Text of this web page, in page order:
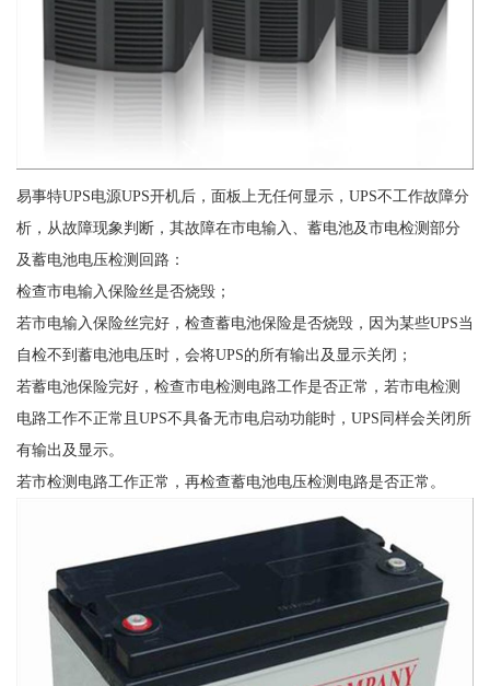
易事特UPS电源UPS开机后，面板上无任何显示，UPS不工作故障分
析，从故障现象判断，其故障在市电输入、蓄电池及市电检测部分
及蓄电池电压检测回路：
检查市电输入保险丝是否烧毁；
若市电输入保险丝完好，检查蓄电池保险是否烧毁，因为某些UPS当
自检不到蓄电池电压时，会将UPS的所有输出及显示关闭；
若蓄电池保险完好，检查市电检测电路工作是否正常，若市电检测
电路工作不正常且UPS不具备无市电启动功能时，UPS同样会关闭所
有输出及显示。
若市检测电路工作正常，再检查蓄电池电压检测电路是否正常。